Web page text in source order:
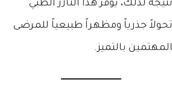
نتيجة لذلك، يوفر هذا التآزر الطبي
تحولاً جذرياً ومظهراً طبيعياً للمرضى
المهتمين بالتميز.